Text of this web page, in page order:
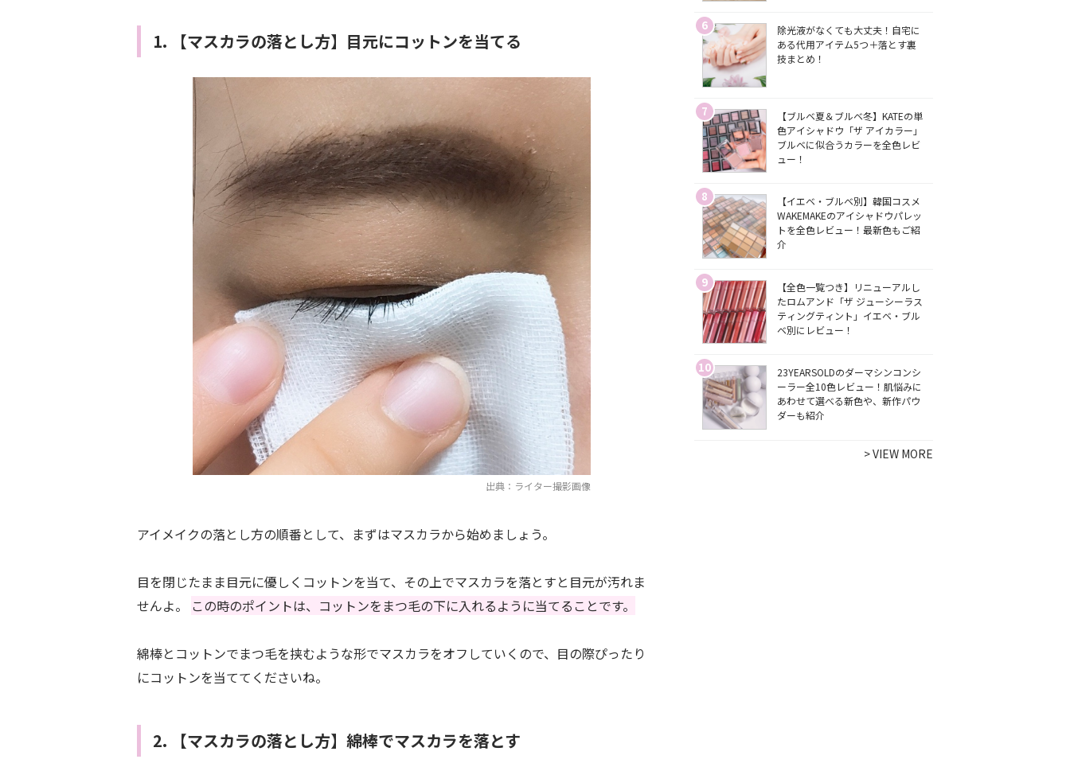
1. 【マスカラの落とし方】目元にコットンを当てる
出典：ライター撮影画像
アイメイクの落とし方の順番として、まずはマスカラから始めましょう。
目を閉じたまま目元に優しくコットンを当て、その上でマスカラを落とすと目元が汚れま
せんよ。
この時のポイントは、コットンをまつ毛の下に入れるように当てることです。
綿棒とコットンでまつ毛を挟むような形でマスカラをオフしていくので、目の際ぴったり
にコットンを当ててくださいね。
2. 【マスカラの落とし方】綿棒でマスカラを落とす
6
除光液がなくても大丈夫！自宅に
ある代用アイテム5つ＋落とす裏
技まとめ！
7
【ブルベ夏＆ブルベ冬】KATEの単
色アイシャドウ「ザ アイカラー」
ブルベに似合うカラーを全色レビ
ュー！
8
【イエベ・ブルベ別】韓国コスメ
WAKEMAKEのアイシャドウパレッ
トを全色レビュー！最新色もご紹
介
9
【全色一覧つき】リニューアルし
たロムアンド「ザ ジューシーラス
ティングティント」イエベ・ブル
ベ別にレビュー！
10
23YEARSOLDのダーマシンコンシ
ーラー全10色レビュー！肌悩みに
あわせて選べる新色や、新作パウ
ダーも紹介
>VIEW MORE